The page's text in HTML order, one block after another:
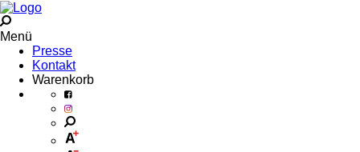
Menü
Presse
Kontakt
Warenkorb